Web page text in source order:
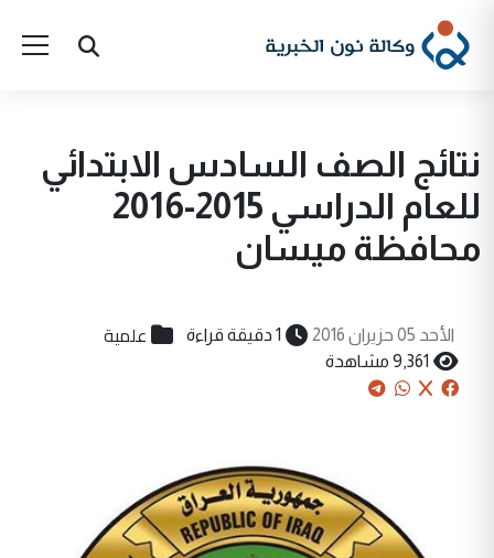
نتائج الصف السادس الابتدائي
للعام الدراسي 2015-2016
محافظة ميسان
الأحد 05 حزيران 2016 1 دقيقة قراءة علمية
9,361 مشاهدة